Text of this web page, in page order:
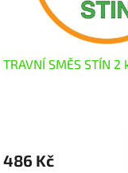
TRAVNÍ SMĚS STÍN 2
486 Kč